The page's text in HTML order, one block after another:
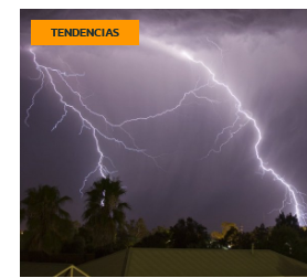
TENDENCIAS